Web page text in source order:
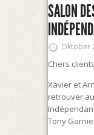
SALON
Oktober
Chers
Xavier et
retrouver
Tony